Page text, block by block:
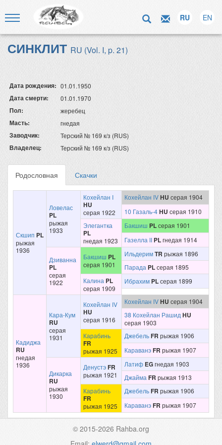
RU EN
СИНКЛИТ RU (Vol. I, p. 21)
Дата рождения: 01.01.1950
Дата смерти: 01.01.1970
Пол: жеребец
Масть: гнедая
Заводчик: Терский № 169 к/з (RUS)
Владелец: Терский № 169 к/з (RUS)
Родословная Скачки
Скшип PL
рыжая
1936
Ловелас
PL
рыжая
1933
Кохейлан I
HU
серая 1922
Кохейлан IVHU серая 1904
10 Газаль-4HU серая 1910
Элегантка
PL
гнедая 1923
Бакшиш PLсерая 1901
Газелла II PLгнедая 1914
Дзиванна
PL
серая
1922
Бакшиш PL
серая 1901
ИльдеримTR рыжая 1896
Парада PLсерая 1895
Калина PL
серая 1909
Ибрахим PLсерая 1899
Кадиджа
RU
гнедая
1936
Кара-Кум
RU
серая
1931
Кохейлан IV
HU
серая 1916
Кохейлан IVHU серая 1904
38 Кохейлан Рашид HU
серая 1903
Карабинь
FR
рыжая 1925
ДжебельFR рыжая 1906
КараванэFR рыжая 1907
Дикарка
RU
рыжая
1930
ДенустэFR
рыжая 1921
Латиф EGгнедая 1903
Джайма FR рыжая 1913
Карабинь
FR
рыжая 1925
ДжебельFR рыжая 1906
КараванэFR рыжая 1907
© 2015-2026 Rahba.org